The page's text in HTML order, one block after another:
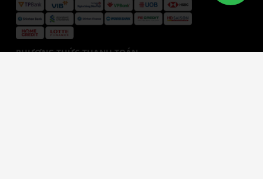
PHƯƠNG THỨC THANH TOÁN